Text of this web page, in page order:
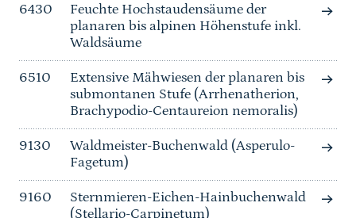
6430
Feuchte Hochstaudensäume der
planaren bis alpinen Höhenstufe inkl.
Waldsäume
6510
Extensive Mähwiesen der planaren bis
submontanen Stufe (Arrhenatherion,
Brachypodio-Centaureion nemoralis)
9130
Waldmeister-Buchenwald (Asperulo-
Fagetum)
9160
Sternmieren-Eichen-Hainbuchenwald
(Stellario-Carpinetum)